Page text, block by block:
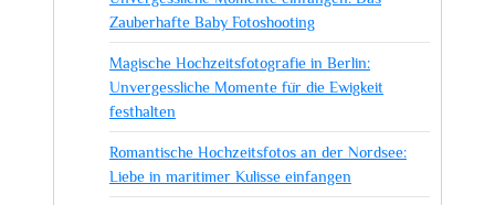
Zauberhafte Baby Fotoshooting
Magische Hochzeitsfotografie in Berlin:
Unvergessliche Momente für die Ewigkeit
festhalten
Romantische Hochzeitsfotos an der Nordsee:
Liebe in maritimer Kulisse einfangen